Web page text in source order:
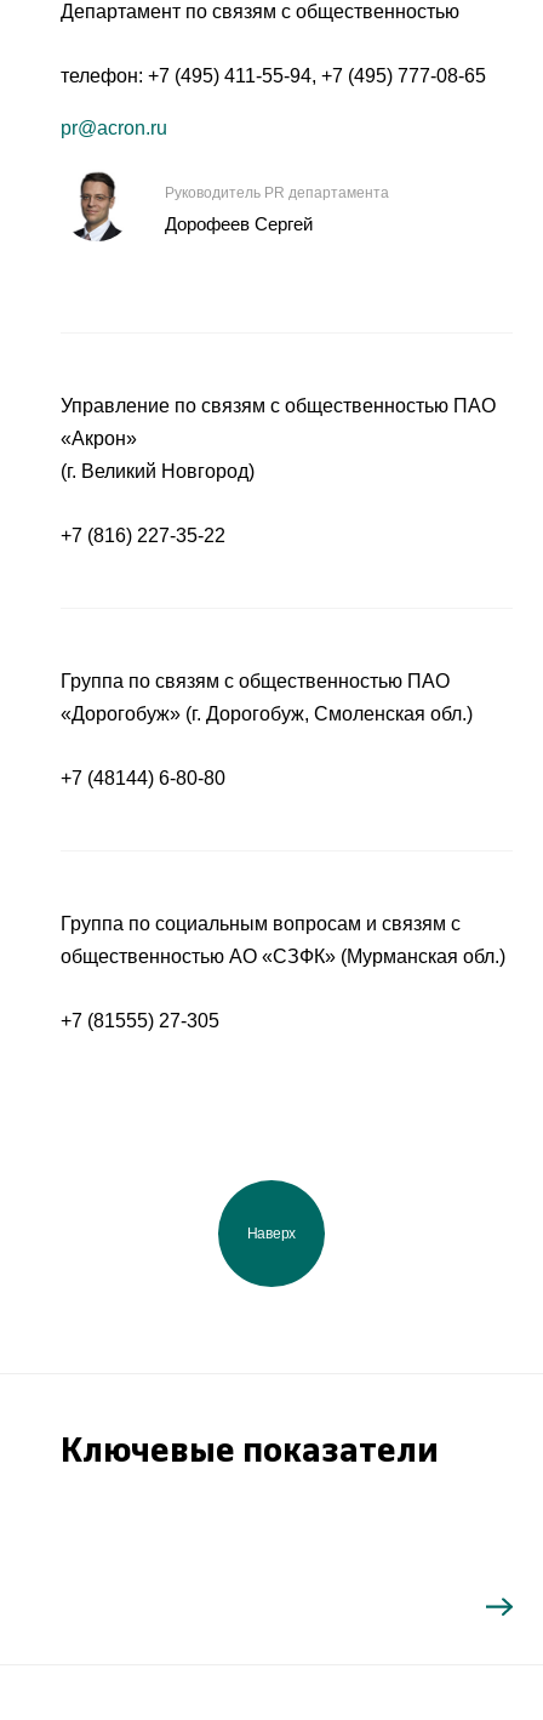
Департамент по связям с общественностью
телефон: +7 (495) 411-55-94, +7 (495) 777-08-65
pr@acron.ru
Руководитель PR департамента
Дорофеев Сергей
Управление по связям с общественностью ПАО
«Акрон»
(г. Великий Новгород)
+7 (816) 227-35-22
Группа по связям с общественностью ПАО
«Дорогобуж» (г. Дорогобуж, Смоленская обл.)
+7 (48144) 6-80-80
Группа по социальным вопросам и связям с
общественностью АО «СЗФК» (Мурманская обл.)
+7 (81555) 27-305
Наверх
Ключевые показатели